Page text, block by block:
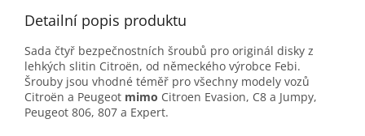
Detailní popis produktu
Sada čtyř bezpečnostních šroubů pro originál disky z
lehkých slitin Citroën, od německého výrobce Febi.
Šrouby jsou vhodné téměř pro všechny modely vozů
Citroën a Peugeot mimo Citroen Evasion, C8 a Jumpy,
Peugeot 806, 807 a Expert.